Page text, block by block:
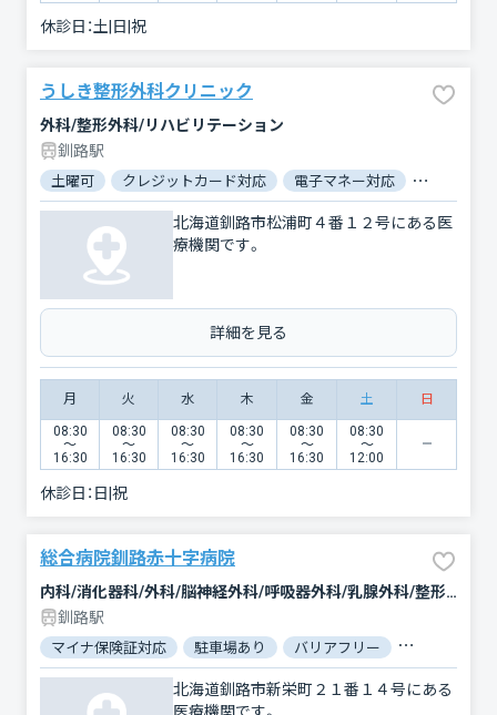
休診日：土|日|祝
うしき整形外科クリニック
外科/整形外科/リハビリテーション
釧路駅
土曜可 クレジットカード対応 電子マネー対応 マイナ保
北海道釧路市松浦町４番１２号にある医
療機関です。
詳細を見る
月 火 水 木 金 土 日
08:30
〜
16:30
08:30
〜
16:30
08:30
〜
16:30
08:30
〜
16:30
08:30
〜
16:30
08:30
〜
12:00
休診日： 日|祝
総合病院釧路赤十字病院
内科/消化器科/外科/脳神経外科/呼吸器外科/乳腺外科/整形外科/小児科/小児外科/産婦人科/眼科/耳鼻咽喉科/皮膚科/泌尿器科/精神科・神経科/歯科/矯正歯科/歯科口腔外科/リハビリテーション/放射線科/臨床検査・病理診断/麻酔科
釧路駅
マイナ保険証対応 駐車場あり バリアフリー 対応言語：英
北海道釧路市新栄町２１番１４号にある